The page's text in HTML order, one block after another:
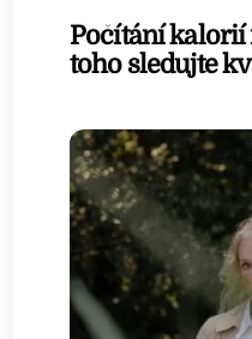
Počítání kalorií
toho sledujte